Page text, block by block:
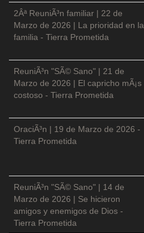
2Âª ReuniÃ³n familiar | 22 de
Marzo de 2026 | La prioridad en la
familia - Tierra Prometida
ReuniÃ³n "SÃ© Sano" | 21 de
Marzo de 2026 | El capricho mÃ¡s
costoso - Tierra Prometida
OraciÃ³n | 19 de Marzo de 2026 -
Tierra Prometida
ReuniÃ³n "SÃ© Sano" | 14 de
Marzo de 2026 | Se hicieron
amigos y enemigos de Dios -
Tierra Prometida